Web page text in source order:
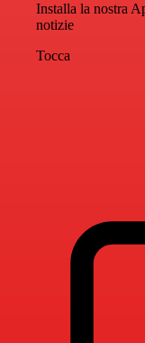
Installa la nostra
notizie
Tocca